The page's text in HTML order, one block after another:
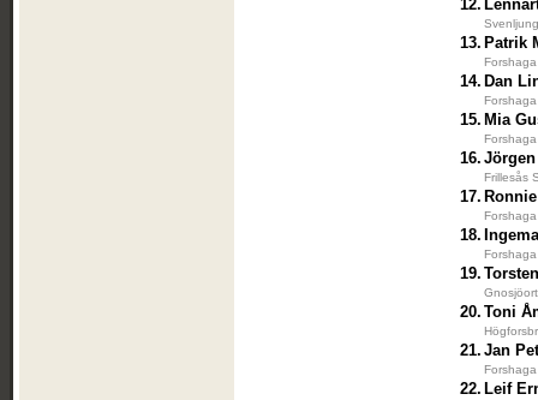
12.
13. Patrik
14. Dan
15. Mia
16.
Frillesås
17.
18.
19.
20. Toni
21. Jan
22. Leif